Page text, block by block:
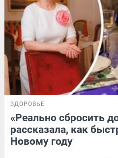
ЗДОРОВЬЕ
«Реально сбросить
рассказала, как
Новому году